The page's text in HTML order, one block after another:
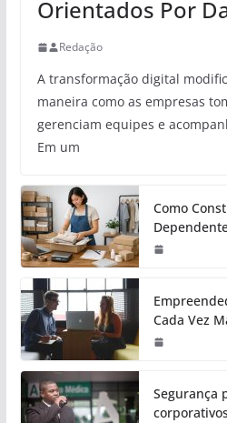
Orientados Por
Redação
A transformação digital
maneira como as empresas
gerenciam equipes e
Em um
Como
Cada Vez
Segurança
corporativos